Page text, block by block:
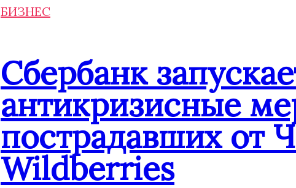
БИЗНЕС
Сбербанк
антикризисные
пострадавших от
Wildberries